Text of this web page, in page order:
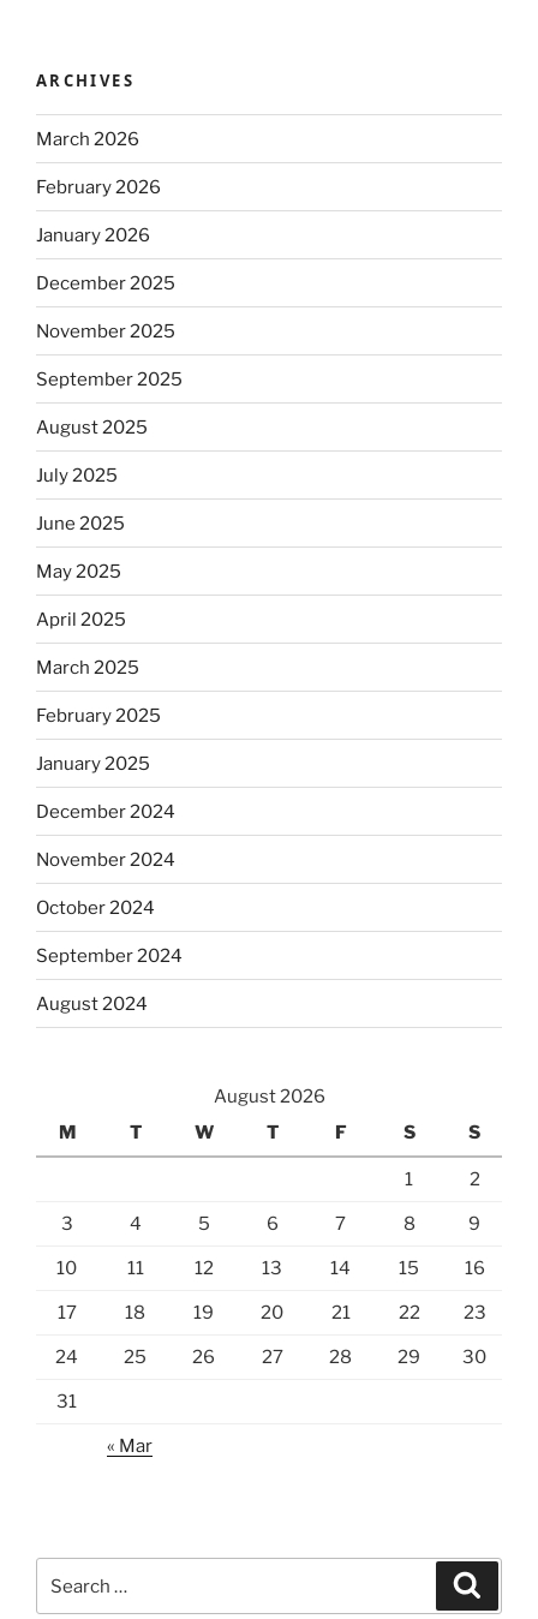
ARCHIVES
March 2026
February 2026
January 2026
December 2025
November 2025
September 2025
August 2025
July 2025
June 2025
May 2025
April 2025
March 2025
February 2025
January 2025
December 2024
November 2024
October 2024
September 2024
August 2024
August 2026
M
T W T F S S
1 2
3 4 5 6 7 8 9
10 11 12 13 14 15 16
17 18 19 20 21 22 23
24 25 26 27 28 29 30
31
« Mar
for: